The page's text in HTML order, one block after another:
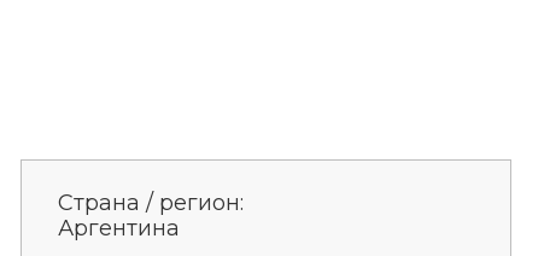
Страна / регион:
Аргентина